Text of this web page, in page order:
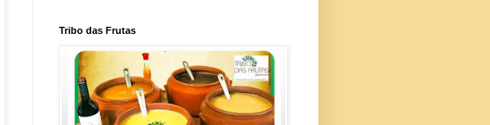
Tribo das Frutas